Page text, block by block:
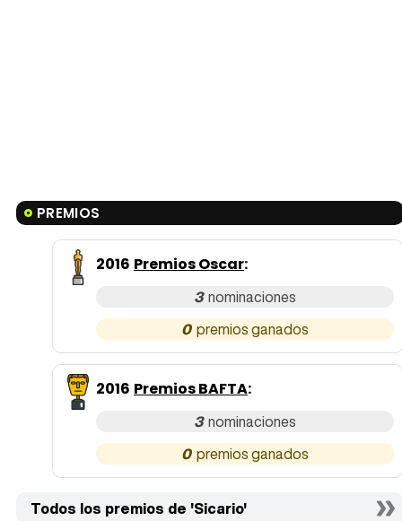
PREMIOS
2016 Premios Oscar:
3
0
2016 Premios BAFTA:
3
0
Todos los premios de 'Sicario'